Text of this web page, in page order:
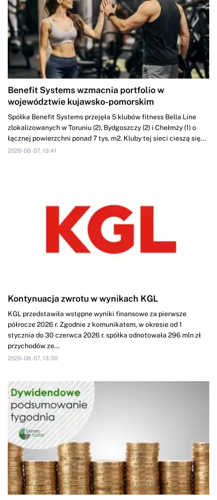
Benefit Systems wzmacnia portfolio w
województwie kujawsko-pomorskim
Spółka Benefit Systems przejęła 5 klubów fitness Bella Line
zlokalizowanych w Toruniu (2), Bydgoszczy (2) i Chełmży (1) o
łącznej powierzchni ponad 7 tys. m2. Kluby tej sieci cieszą się...
2026-08-07, 13:41
Kontynuacja zwrotu w wynikach KGL
KGL przedstawiła wstępne wyniki finansowe za pierwsze
półrocze 2026 r. Zgodnie z komunikatem, w okresie od 1
stycznia do 30 czerwca 2026 r. spółka odnotowała 296 mln zł
przychodów ze...
2026-08-07, 13:30